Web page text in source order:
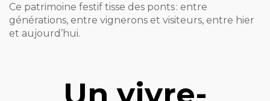
Ce patrimoine festif tisse des ponts : entre
générations, entre vignerons et visiteurs, entre hier
et aujourd’hui.